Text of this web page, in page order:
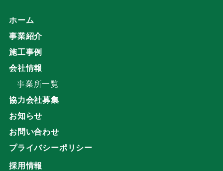
ホーム
事業紹介
施工事例
会社情報
事業所一覧
協力会社募集
お知らせ
お問い合わせ
プライバシーポリシー
採用情報